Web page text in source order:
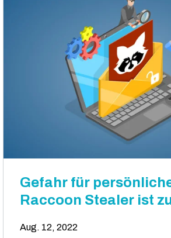
Gefahr für
Raccoon Stealer ist
Aug. 12, 2022